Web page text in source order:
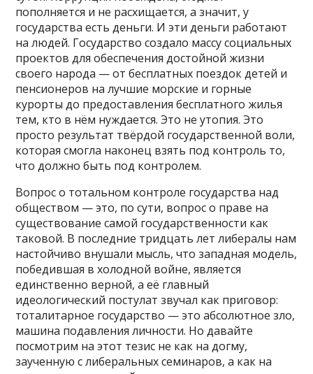
пополняется и не расхищается, а значит, у
государства есть деньги. И эти деньги работают
на людей. Государство создало массу социальных
проектов для обеспечения достойной жизни
своего народа — от бесплатных поездок детей и
пенсионеров на лучшие морские и горные
курорты до предоставления бесплатного жилья
тем, кто в нём нуждается. Это не утопия. Это
просто результат твёрдой государственной воли,
которая смогла наконец взять под контроль то,
что должно быть под контролем.
Вопрос о тотальном контроле государства над
обществом — это, по сути, вопрос о праве на
существование самой государственности как
таковой. В последние тридцать лет либералы нам
настойчиво внушали мысль, что западная модель,
победившая в холодной войне, является
единственно верной, а её главный
идеологический постулат звучал как приговор:
тоталитарное государство — это абсолютное зло,
машина подавления личности. Но давайте
посмотрим на этот тезис не как на догму,
заученную с либеральных семинаров, а как на